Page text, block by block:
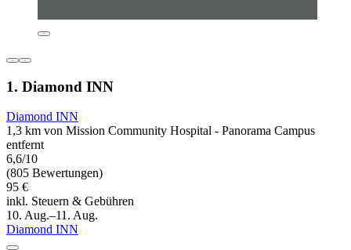
1. Diamond INN
Diamond INN
1,3 km von Mission Community Hospital - Panorama Campus
entfernt
6,6/10
(805 Bewertungen)
95 €
inkl. Steuern & Gebühren
10. Aug.–11. Aug.
Diamond INN